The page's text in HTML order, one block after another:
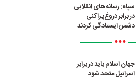
سپاه: رسانه‌های انقلابی
در برابر دروغ‌پراکنی
دشمن ایستادگی کردند
•••
جهان اسلام باید در برابر
اسرائیل متحد شود